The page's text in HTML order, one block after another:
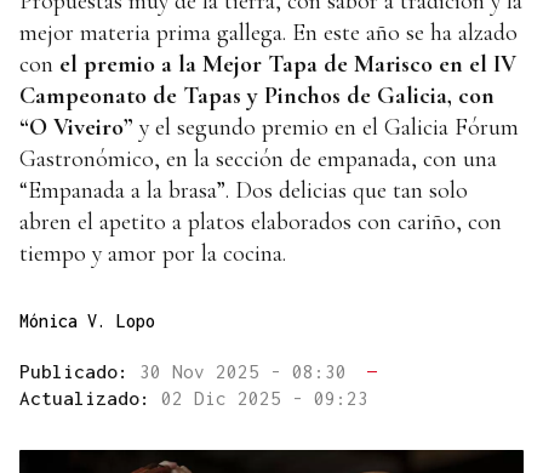
mejor materia prima gallega. En este año se ha alzado
con el premio a la Mejor Tapa de Marisco en el IV
Campeonato de Tapas y Pinchos de Galicia, con
“O Viveiro” y el segundo premio en el Galicia Fórum
Gastronómico, en la sección de empanada, con una
“Empanada a la brasa”. Dos delicias que tan solo
abren el apetito a platos elaborados con cariño, con
tiempo y amor por la cocina.
Mónica V. Lopo
Publicado: 30 Nov 2025 - 08:30
—
Actualizado: 02 Dic 2025 - 09:23